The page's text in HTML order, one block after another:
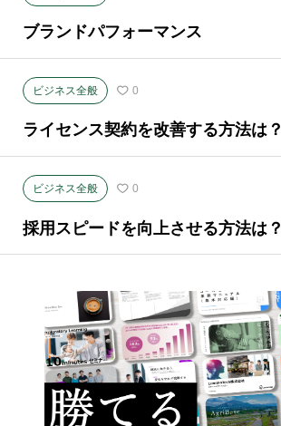
ブランドパフォーマンス
ビジネス全般 0
ライセンス契約を改善する方法は？
ビジネス全般 0
採用スピードを向上させる方法は？